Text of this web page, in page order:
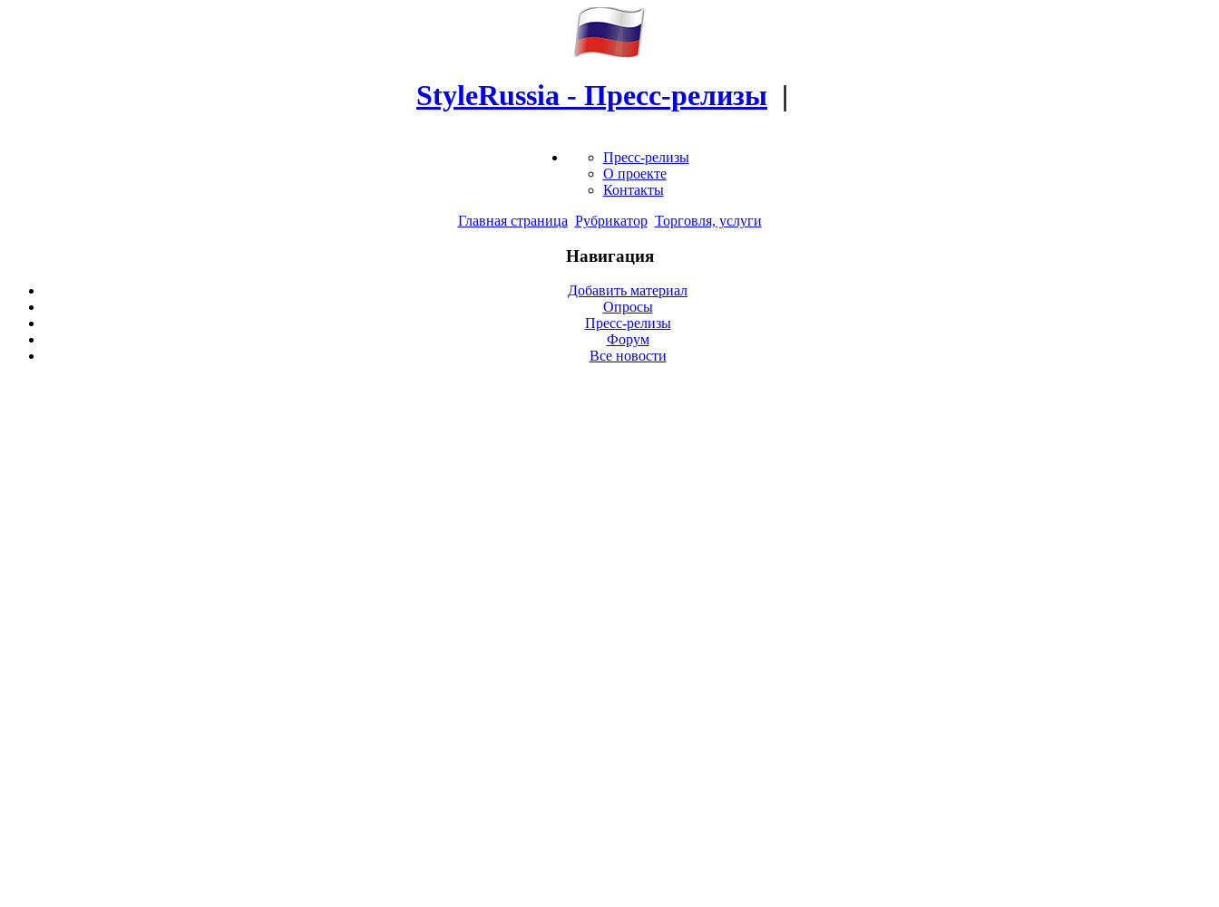
StyleRussia - Пресс-релизы |
Пресс-релизы
О проекте
Контакты
Главная страница Рубрикатор Торговля, услуги
Навигация
Добавить материал
Опросы
Пресс-релизы
Форум
Все новости